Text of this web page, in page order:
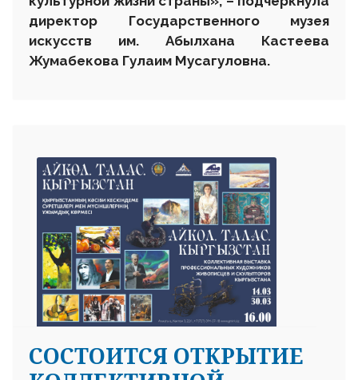
директор Государственного музея
искусств им. Абылхана Кастеева
Жумабекова Гулаим Мусагуловна.
СОСТОИТСЯ ОТКРЫТИЕ